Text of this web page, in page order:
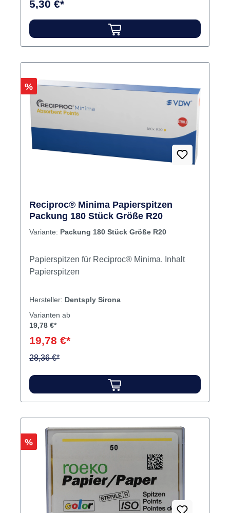
5,30 €*
Rabatt
%
Reciproc® Minima Papierspitzen
Packung 180 Stück Größe R20
Variante: Packung 180 Stück Größe R20
Papierspitzen für Reciproc® Minima. Inhalt
Papierspitzen
Hersteller: Dentsply Sirona
Varianten ab
19,78 €*
19,78 €*
28,36 €*
Rabatt
%